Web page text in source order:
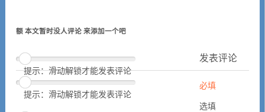
额 本文暂时没人评论 来添加一个吧
提示：滑动解锁才能发表评论
提示：滑动解锁才能发表评论
发表评论
必填
选填